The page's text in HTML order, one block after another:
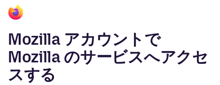
Mozilla アカウントで
Mozilla のサービスへアクセ
スする